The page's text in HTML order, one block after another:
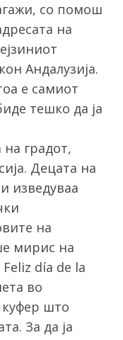
со помош
на
Андалузија.
е самиот
тешко да ја
градот,
Децата на
изведуваа
на
мирис на
día de la
во
што
За да ја